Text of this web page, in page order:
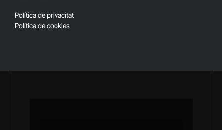
Política de privacitat
Política de cookies